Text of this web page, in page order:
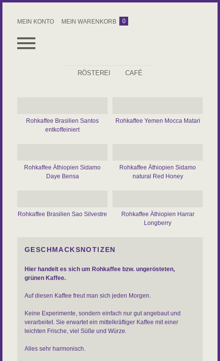
MEIN KONTO MEIN WARENKORB 0
KAFFEE
ZUBEHÖR
RÖSTEREI CAFÉ
Rohkaffee Brasilien Santos
entkoffeiniert
Rohkaffee Yemen Mocca Matari
Rohkaffee Äthiopien Sidamo
Daye Bensa
Rohkaffee Äthiopien Sidamo
natural Red Honey
Rohkaffee Brasilien Sao Silvestre
Rohkaffee Äthiopien Harrar
Longberry
GESCHMACKSNOTIZEN
Hier handelt es sich um Rohkaffee bzw. ungerösteten,
grünen Kaffee.
Auf diesen Kaffee freut man sich jeden Morgen.
Keine Experimente, sondern einfach nur gut angebaut und
verarbeitet. Sie erwartet ein mittelkräftiger Kaffee mit einer
leichten Frische, viel Süße und Würze.
Alles sehr harmonisch.